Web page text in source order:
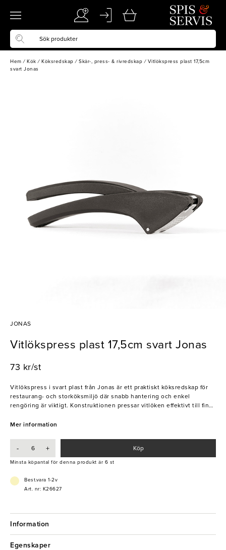
Hem / Kök / Köksredskap / Skär-, press- & rivredskap / Vitlökspress plast 17,5cm
svart Jonas
JONAS
Vitlökspress plast 17,5cm svart Jonas
73 kr/st
Vitlökspress i svart plast från Jonas är ett praktiskt köksredskap för
restaurang- och storköksmiljö där snabb hantering och enkel
rengöring är viktigt. Konstruktionen pressar vitlöken effektivt till fin
ergonomisk form gör den smidig i daglig drift.
- Effektiv pressning av vitlök
Mer information
- + Köp
Minsta köpantal för denna produkt är 6 st
Best.vara 1-2v
Art. nr: K26627
Information
Egenskaper